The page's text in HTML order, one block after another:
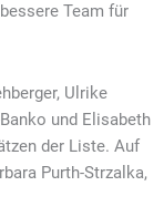
Team für
Ulrike
und Elisabeth
der Liste. Auf
Purth-Strzalka,